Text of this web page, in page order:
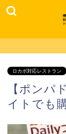
ロカボ対応レストラン
【ポンパ
イトでも